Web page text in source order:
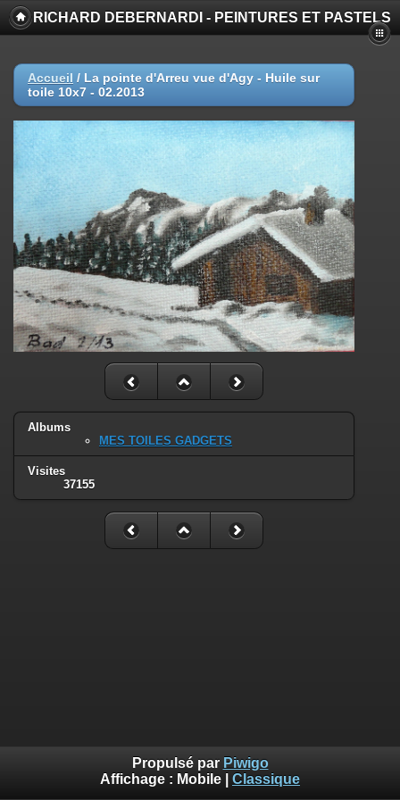
RICHARD DEBERNARDI - PEINTURES ET PASTELS
Accueil / La pointe d'Arreu vue d'Agy - Huile sur
toile 10x7 - 02.2013
Albums
MES TOILES GADGETS
Visites
37155
Propulsé par Piwigo
Affichage : Mobile Classique